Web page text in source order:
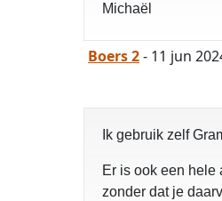
Michaël
Boers 2- 11 jun
Ik gebruik zelf
Er is ook een hele
zonder dat je